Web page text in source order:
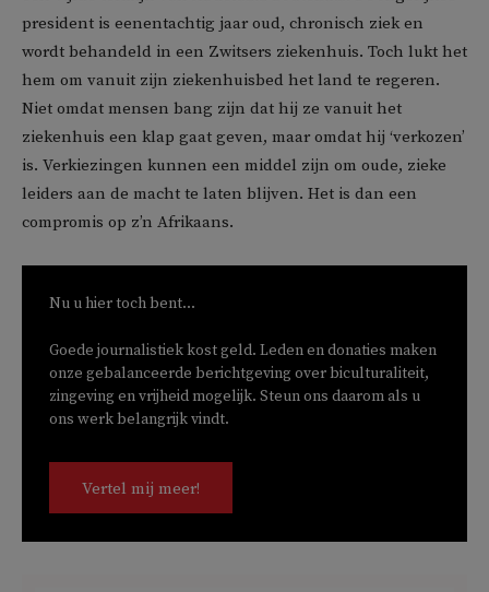
president is eenentachtig jaar oud, chronisch ziek en
wordt behandeld in een Zwitsers ziekenhuis. Toch lukt het
hem om vanuit zijn ziekenhuisbed het land te regeren.
Niet omdat mensen bang zijn dat hij ze vanuit het
ziekenhuis een klap gaat geven, maar omdat hij ‘verkozen’
is. Verkiezingen kunnen een middel zijn om oude, zieke
leiders aan de macht te laten blijven. Het is dan een
compromis op z’n Afrikaans.
Nu u hier toch bent...
Goede journalistiek kost geld. Leden en donaties maken
onze gebalanceerde berichtgeving over biculturaliteit,
zingeving en vrijheid mogelijk. Steun ons daarom als u
ons werk belangrijk vindt.
Vertel mij meer!